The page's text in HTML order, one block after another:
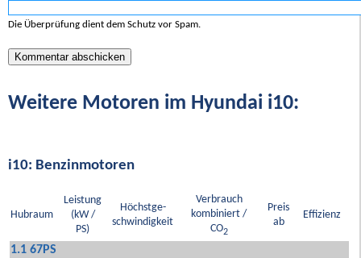
Die Überprüfung dient dem Schutz vor Spam.
Weitere Motoren im Hyundai i10:
i10: Benzinmotoren
Hubraum
Leistung
(kW /
PS)
Höchstge-
schwindigkeit
Verbrauch
kombiniert /
CO2
Preis
ab
Effizienz
1.1 67PS